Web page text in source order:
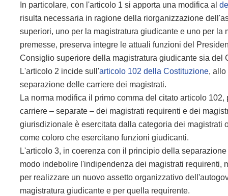
In particolare, con l'articolo 1 si apporta una modifica al
risulta necessaria in ragione della riorganizzazione
superiori, uno per la magistratura giudicante e uno per
premesse, preserva integre le attuali funzioni del
Consiglio superiore della magistratura giudicante sia
L'articolo 2 incide sull'articolo 102 della Costituzione,
separazione delle carriere dei magistrati.
La norma modifica il primo comma del citato articolo
carriere – separate – dei magistrati requirenti e dei
giurisdizionale è esercitata dalla categoria dei
come coloro che esercitano funzioni giudicanti.
L'articolo 3, in coerenza con il principio della
modo indebolire l'indipendenza dei magistrati requirenti,
per realizzare un nuovo assetto organizzativo
magistratura giudicante e per quella requirente.